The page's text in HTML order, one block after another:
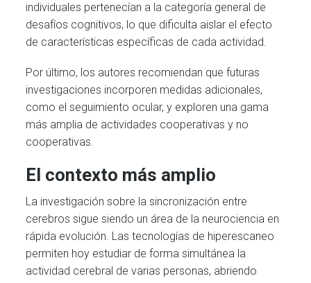
individuales pertenecían a la categoría general de
desafíos cognitivos, lo que dificulta aislar el efecto
de características específicas de cada actividad.
Por último, los autores recomiendan que futuras
investigaciones incorporen medidas adicionales,
como el seguimiento ocular, y exploren una gama
más amplia de actividades cooperativas y no
cooperativas.
El contexto más amplio
La investigación sobre la sincronización entre
cerebros sigue siendo un área de la neurociencia en
rápida evolución. Las tecnologías de hiperescaneo
permiten hoy estudiar de forma simultánea la
actividad cerebral de varias personas, abriendo